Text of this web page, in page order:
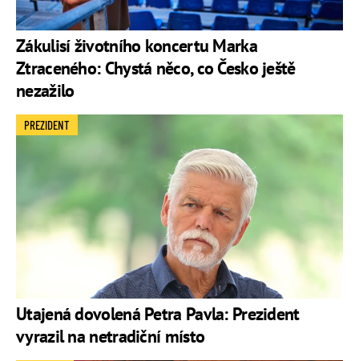
Zákulisí životního koncertu Marka
Ztraceného: Chystá něco, co Česko ještě
nezažilo
Utajená dovolená Petra Pavla: Prezident
vyrazil na netradiční místo
PREZIDENT